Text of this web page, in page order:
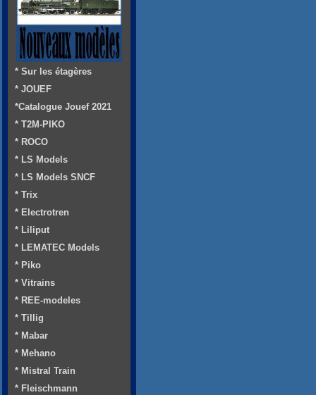
* Sur les étagères
* JOUEF
*Catalogue Jouef 2021
* T2M-PIKO
* ROCO
* LS Models
* LS Models SNCF
* Trix
* Electrotren
* Liliput
* LEMATEC Models
* Piko
* Vitrains
* REE-modeles
* Tillig
* Mabar
* Mehano
* Mistral Train
* Fleischmann